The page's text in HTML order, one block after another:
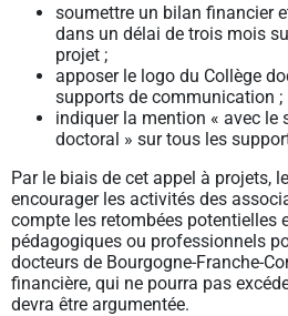
soumettre un bilan financier
dans un délai de trois mois
projet ;
apposer le logo du Collège
supports de communication ;
indiquer la mention « avec le
doctoral » sur tous les
Par le biais de cet appel à projets,
encourager les activités des
compte les retombées potentielles
pédagogiques ou professionnels
docteurs de Bourgogne-Franche-
financière, qui ne pourra pas
devra être argumentée.